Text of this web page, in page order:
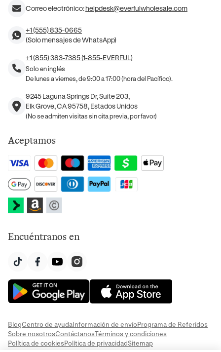
Correo electrónico:helpdesk@everfulwholesale.com
+1 (555) 835-0665
(Solo mensajes de WhatsApp)
+1 (855) 383-7385 (1-855-EVERFUL)
Solo en inglés
De lunes a viernes, de 9:00 a 17:00 (hora del Pacífico).
9245 Laguna Springs Dr, Suite 203,
Elk Grove, CA 95758, Estados Unidos
(No se admiten visitas sin cita previa, por favor)
Aceptamos
Encuéntranos en
BlogCentro de ayudaInformación de envíoPrograma de Referidos
Sobre nosotrosContáctanosTérminos y condiciones
Política de cookiesPolítica de privacidadSitemap